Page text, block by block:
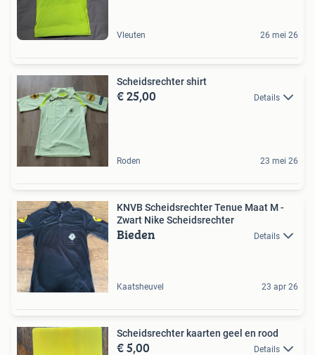
Vleuten 26 mei 26
Scheidsrechter shirt
€ 25,00 Details
Roden 23 mei 26
KNVB Scheidsrechter Tenue Maat M -
Zwart Nike Scheidsrechter
Bieden Details
Kaatsheuvel 23 apr 26
Scheidsrechter kaarten geel en rood
€ 5,00 Details